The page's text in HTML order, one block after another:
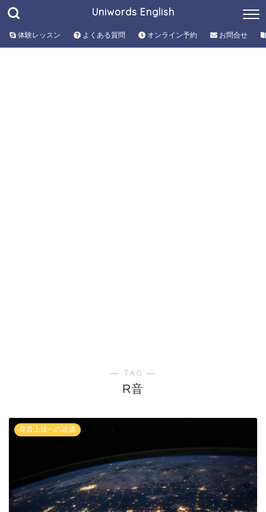
Uniwords English
体験レッスン よくある質問 オンライン予約 お問合せ
― TAG ―
R音
発音上達への近道